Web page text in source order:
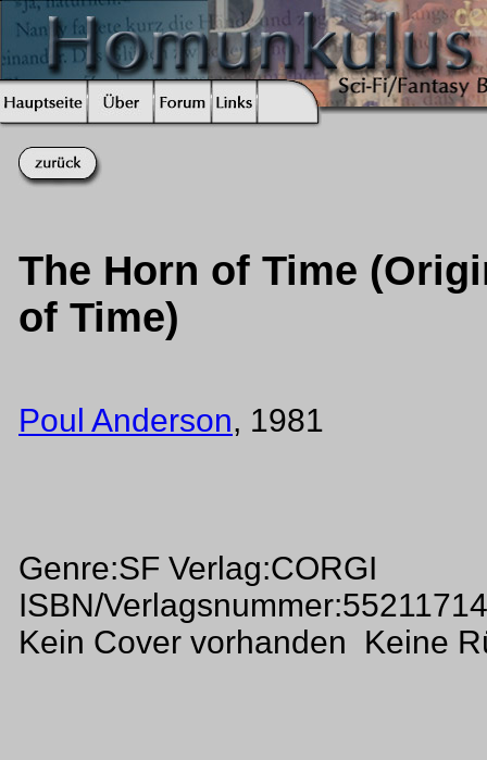
The Horn of Time
of Time)
Poul Anderson, 1981
Genre:SF Verlag:CORGI
ISBN/Verlagsnummer:55211714
Kein Cover vorhanden Keine